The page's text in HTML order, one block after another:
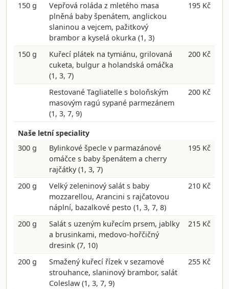
150 g
Vepřová roláda z mletého masa
plněná baby špenátem, anglickou
slaninou a vejcem, pažitkový
brambor a kyselá okurka(1, 3)
195 Kč
150 g
Kuřecí plátek na tymiánu, grilovaná
cuketa, bulgur a holandská omáčka
(1, 3, 7)
200 Kč
Restované Tagliatelle s boloňským
masovým ragú sypané parmezánem
(1, 3, 7, 9)
200 Kč
Naše letní speciality
300 g
Bylinkové špecle v parmazánové
omáčce s baby špenátem a cherry
rajčátky(1, 3, 7)
195 Kč
200 g
Velký zeleninový salát s baby
mozzarellou, Arancini s rajčatovou
náplní, bazalkové pesto(1, 3, 7, 8)
210 Kč
200 g
Salát s uzeným kuřecím prsem, jablky
a brusinkami, medovo-hořčičný
dresink(7, 10)
215 Kč
200 g
Smažený kuřecí řízek v sezamové
strouhance, slaninový brambor, salát
Coleslaw(1, 3, 7, 9)
255 Kč